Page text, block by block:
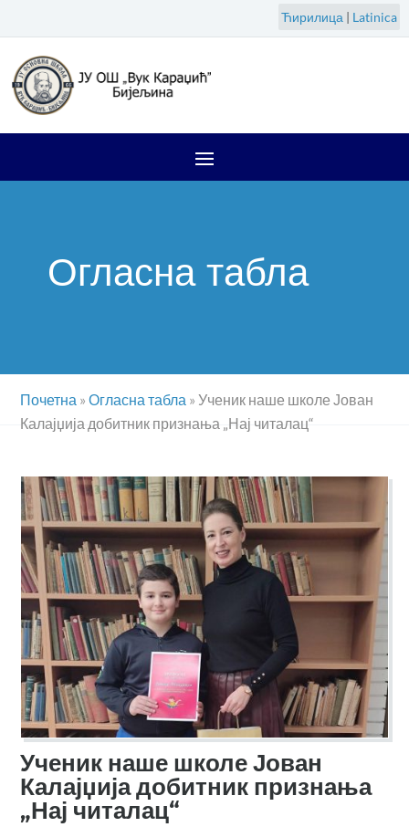
Ћирилица | Latinica
Огласна табла
Почетна »Огласна табла »Ученик наше школе Јован
Калајџија добитник признања „Нај читалац“
Ученик наше школе Јован
Калајџија добитник признања
„Нај читалац“